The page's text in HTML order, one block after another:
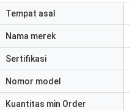
Tempat asal
Nama merek
Sertifikasi
Nomor model
Kuantitas min Order